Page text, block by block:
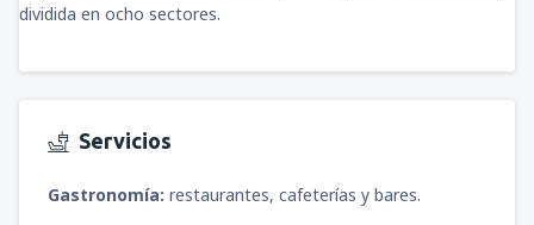
dividida en ocho sectores.
Servicios
Gastronomía: restaurantes, cafeterías y bares.